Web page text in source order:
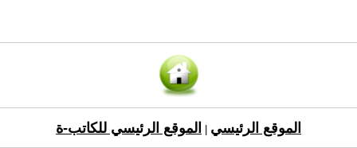
الموقع الرئيسي الموقع الرئيسي للكاتب-ة